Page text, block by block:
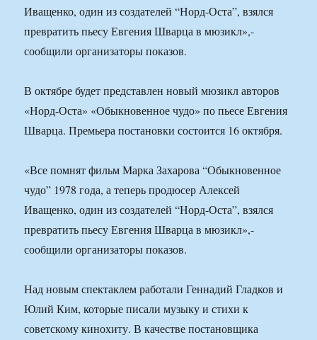
Иващенко, один из создателей “Норд-Оста”, взялся
превратить пьесу Евгения Шварца в мюзикл»,-
сообщили организаторы показов.
В октябре будет представлен новый мюзикл авторов
«Норд-Оста» «Обыкновенное чудо» по пьесе Евгения
Шварца. Премьера постановки состоится 16 октября.
«Все помнят фильм Марка Захарова “Обыкновенное
чудо” 1978 года, а теперь продюсер Алексей
Иващенко, один из создателей “Норд-Оста”, взялся
превратить пьесу Евгения Шварца в мюзикл»,-
сообщили организаторы показов.
Над новым спектаклем работали Геннадий Гладков и
Юлий Ким, которые писали музыку и стихи к
советскому кинохиту. В качестве постановщика